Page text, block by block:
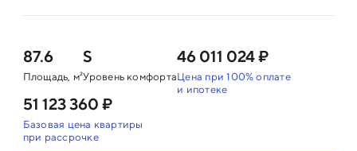
87.6
Площадь, м²
S
Уровень комфорта
46 011 024 ₽
Цена при 100% оплате
и ипотеке
51 123 360 ₽
Базовая цена квартиры
при рассрочке